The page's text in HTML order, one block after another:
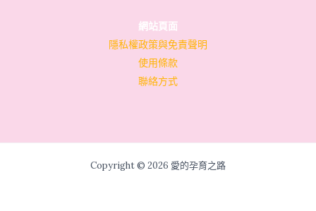
網站頁面
隱私權政策與免責聲明
使用條款
聯絡方式
Copyright © 2026 愛的孕育之路